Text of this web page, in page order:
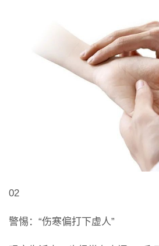
02
警惕：“伤寒偏打下虚人”